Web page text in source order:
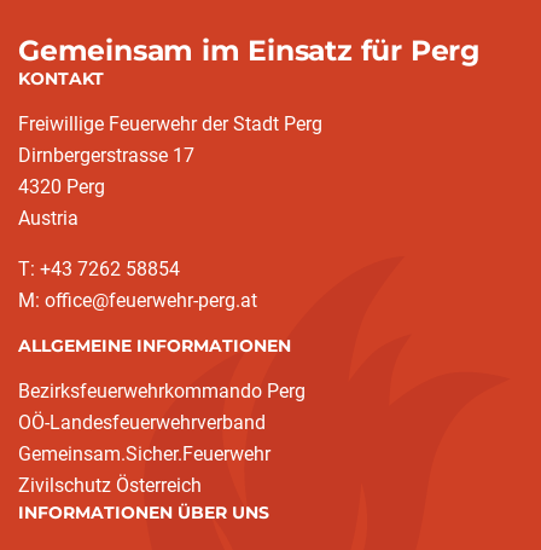
Gemeinsam im Einsatz für Perg
KONTAKT
Freiwillige Feuerwehr der Stadt Perg
Dirnbergerstrasse 17
4320 Perg
Austria
T: +43 7262 58854
M: office@feuerwehr-perg.at
ALLGEMEINE INFORMATIONEN
Bezirksfeuerwehrkommando Perg
OÖ-Landesfeuerwehrverband
Gemeinsam.Sicher.Feuerwehr
Zivilschutz Österreich
INFORMATIONEN ÜBER UNS